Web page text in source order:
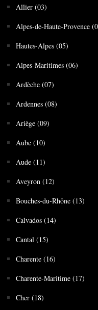
Allier (03)
Alpes-de-Haute-Provence
Hautes-Alpes (05)
Alpes-Maritimes (06)
Ardèche (07)
Ardennes (08)
Ariège (09)
Aube (10)
Aude (11)
Aveyron (12)
Bouches-du-Rhône (13)
Calvados (14)
Cantal (15)
Charente (16)
Charente-Maritime (17)
Cher (18)